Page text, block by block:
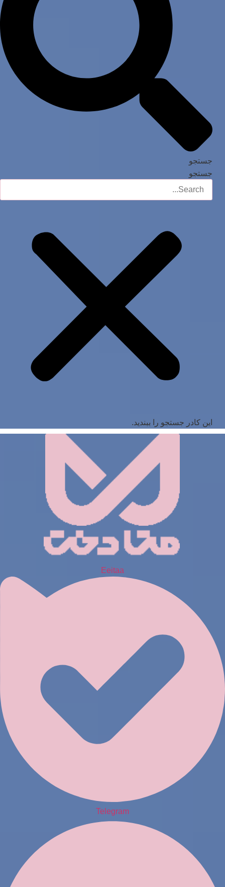
جستجو
جستجو
این کادر جستجو را ببندید.
Eeitaa
Telegram